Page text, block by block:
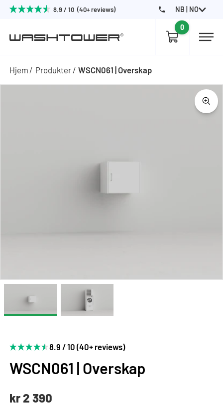
8.9 / 10 (40+ reviews) NB | NO
0
Hjem Produkter WSCN061 | Overskap
8.9 / 10 (40+ reviews)
WSCN061 | Overskap
kr 2 390